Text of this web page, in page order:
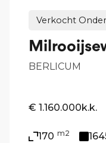
Verkocht
BERLICUM
€ 1.160.000k.k.
170 m2